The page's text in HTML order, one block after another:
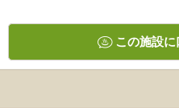
この施設